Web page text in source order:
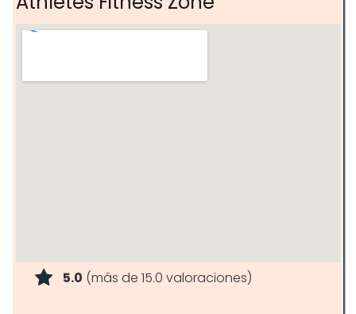
5.0 (más de 15.0 valoraciones)